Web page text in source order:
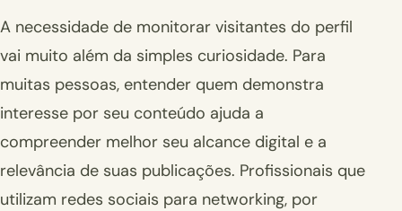
A necessidade de monitorar visitantes do perfil
vai muito além da simples curiosidade. Para
muitas pessoas, entender quem demonstra
interesse por seu conteúdo ajuda a
compreender melhor seu alcance digital e a
relevância de suas publicações. Profissionais que
utilizam redes sociais para networking, por